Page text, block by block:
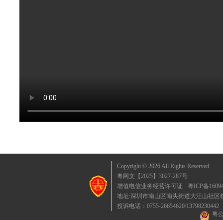
Copyright © 2026 All Rights Reserved
粤网文【2025】3027-287号
增值电信业务经营许可证
粤ICP备
地址:深圳市南山区南头街道大汪山社区
投诉电话：0755-26654620/13798230442
粤